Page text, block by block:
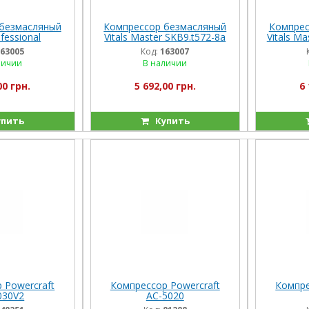
8a
грн.
Компрессор безмасляный
Vitals Master SKB9.t572-8a
Код: 163007
В наличии
5 692,00 грн.
Купить
Vitals
6
Powercraft Компрессор Powercraft
АС-5020